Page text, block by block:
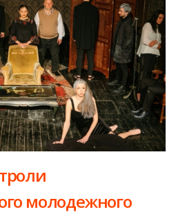
молодежного